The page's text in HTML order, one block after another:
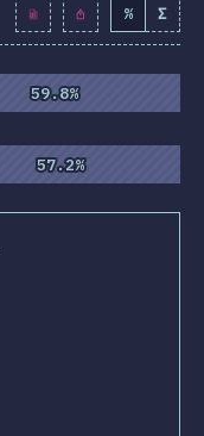
9419 ) % Σ
59.8%
59.8%
57.2%
57.2%